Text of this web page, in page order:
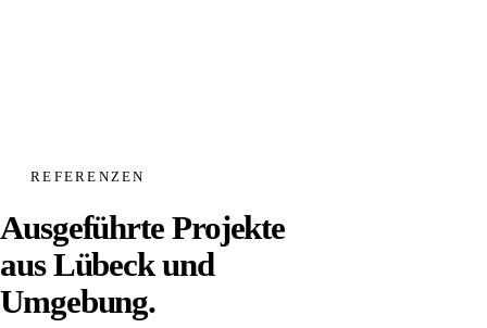
REFERENZEN
Ausgeführte Projekte
aus Lübeck und
Umgebung.